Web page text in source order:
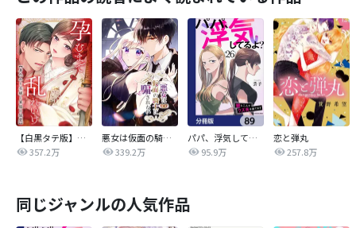
【白黒タテ版】孕むまで乱れいけ～身代わり花嫁と軍服の猛愛
357.2万
悪女は仮面の騎士に騙されない
339.2万
パパ、浮気してるよ？娘と二人でクズ夫を捨てます【分冊版】
95.9万
恋と弾丸
257.8万
同じジャンルの人気作品